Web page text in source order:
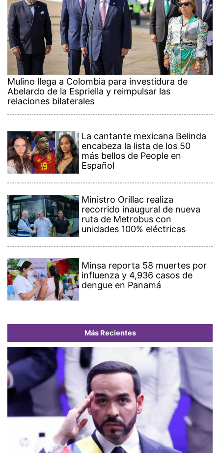
Mulino llega a Colombia para investidura de
Abelardo de la Espriella y reimpulsar las
relaciones bilaterales
La cantante mexicana Belinda
encabeza la lista de los 50
más bellos de People en
Español
Ministro Orillac realiza
recorrido inaugural de nueva
ruta de Metrobus con
unidades 100% eléctricas
Minsa reporta 58 muertes por
influenza y 4,936 casos de
dengue en Panamá
Más Recientes